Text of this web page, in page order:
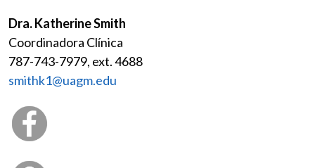
Dra. Katherine Smith
Coordinadora Clínica
787-743-7979, ext. 4688
smithk1@uagm.edu